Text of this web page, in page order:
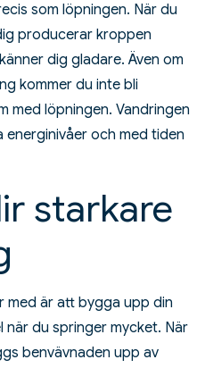
som löpningen. När du
producerar kroppen
dig gladare. Även om
kommer du inte bli
med löpningen. Vandringen
och med tiden
starkare
med är att bygga upp din
du springer mycket. När
benvävnaden upp av